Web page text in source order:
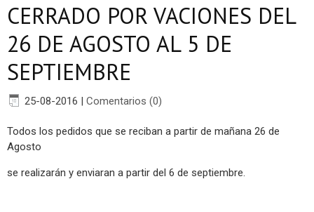
CERRADO POR VACIONES DEL
26 DE AGOSTO AL 5 DE
SEPTIEMBRE
25-08-2016 | Comentarios (0)
Todos los pedidos que se reciban a partir de mañana 26 de
Agosto
se realizarán y enviaran a partir del 6 de septiembre.